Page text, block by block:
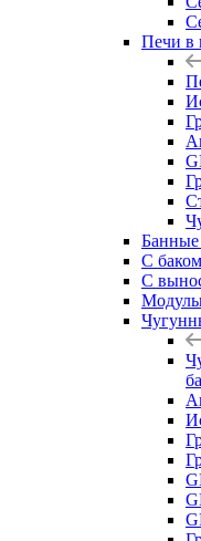
Печи в
С
С